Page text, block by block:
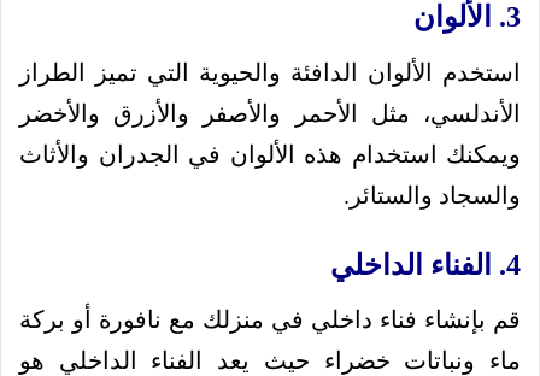
3. الألوان
استخدم الألوان الدافئة والحيوية التي تميز الطراز
الأندلسي، مثل الأحمر والأصفر والأزرق والأخضر
ويمكنك استخدام هذه الألوان في الجدران والأثاث
والسجاد والستائر.
4. الفناء الداخلي
قم بإنشاء فناء داخلي في منزلك مع نافورة أو بركة
ماء ونباتات خضراء حيث يعد الفناء الداخلي هو